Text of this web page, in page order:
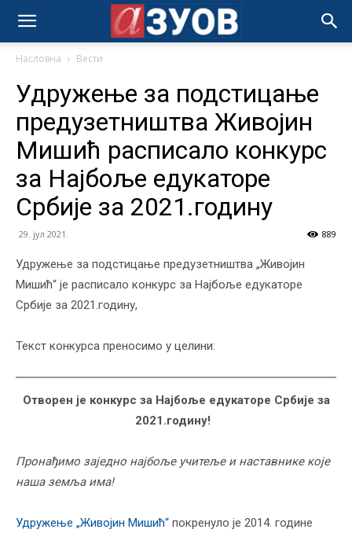
Насловна Вести
Удружење за подстицање
предузетништва Живојин
Мишић расписало конкурс
за Најбоље едукаторе
Србије за 2021.годину
29. јул 2021. 889
Удружење за подстицање предузетништва „Живојин
Мишић“ је расписало конкурс за Најбоље едукаторе
Србије за 2021.годину,
Текст конкурса преносимо у целини:
Отворен је конкурс за Најбоље едукаторе Србије за
2021.годину!
Пронађимо заједно најбоље учитеље и наставнике које
наша земља има!
Удружење „Живојин Мишић“ покренуло је 2014. године